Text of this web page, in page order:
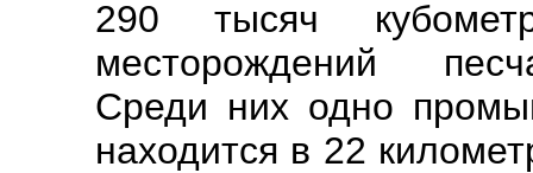
290 тысяч
месторождений
Среди них одно
находится в 22